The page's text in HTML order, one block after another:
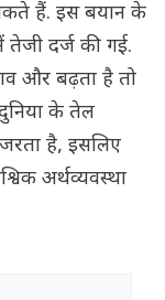
सकते हैं. इस बयान के
तेजी दर्ज की गई.
और बढ़ता है तो
के तेल
है, इसलिए
अर्थव्यवस्था